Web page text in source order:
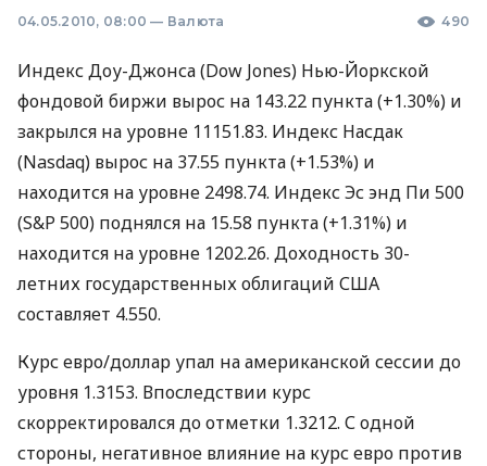
04.05.2010, 08:00 — Валюта 490
Индекс Доу-Джонса (Dow Jones) Нью-Йоркской
фондовой биржи вырос на 143.22 пункта (+1.30%) и
закрылся на уровне 11151.83. Индекс Насдак
(Nasdaq) вырос на 37.55 пункта (+1.53%) и
находится на уровне 2498.74. Индекс Эс энд Пи 500
(S&P 500) поднялся на 15.58 пункта (+1.31%) и
находится на уровне 1202.26. Доходность 30-
летних государственных облигаций США
составляет 4.550.
Курс евро/доллар упал на американской сессии до
уровня 1.3153. Впоследствии курс
скорректировался до отметки 1.3212. С одной
стороны, негативное влияние на курс евро против